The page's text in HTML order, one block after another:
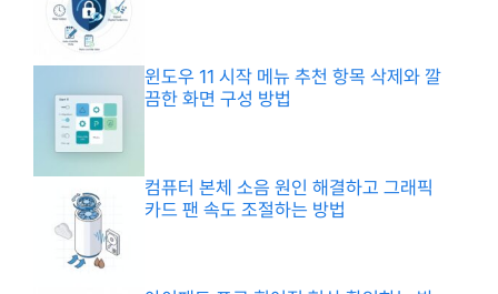
윈도우 11 시작 메뉴 추천 항목 삭제와 깔
끔한 화면 구성 방법
컴퓨터 본체 소음 원인 해결하고 그래픽
카드 팬 속도 조절하는 방법